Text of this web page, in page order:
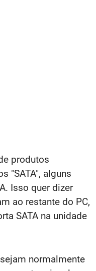
produtos
"SATA", alguns
Isso quer dizer
ao restante do PC,
SATA na unidade
normalmente